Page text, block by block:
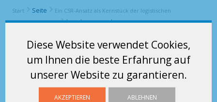
Diese Website verwendet Cookies,
um Ihnen die beste Erfahrung auf
unserer Website zu garantieren.
AKZEPTIEREN ABLEHNEN
Start Seite
Ein CSR-Ansatz als Kernstück der logistischen
Leistungsfähigkeit
bandeau-rse-nl
BANDEAU-RSE-NL